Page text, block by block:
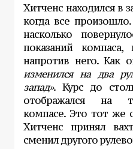
Хитченс находился в
когда все
насколько
показаний компаса,
напротив него. Как
изменился на два
запад». Курс до
отображался на
компасе. Это тот же
Хитченс принял
сменил другого